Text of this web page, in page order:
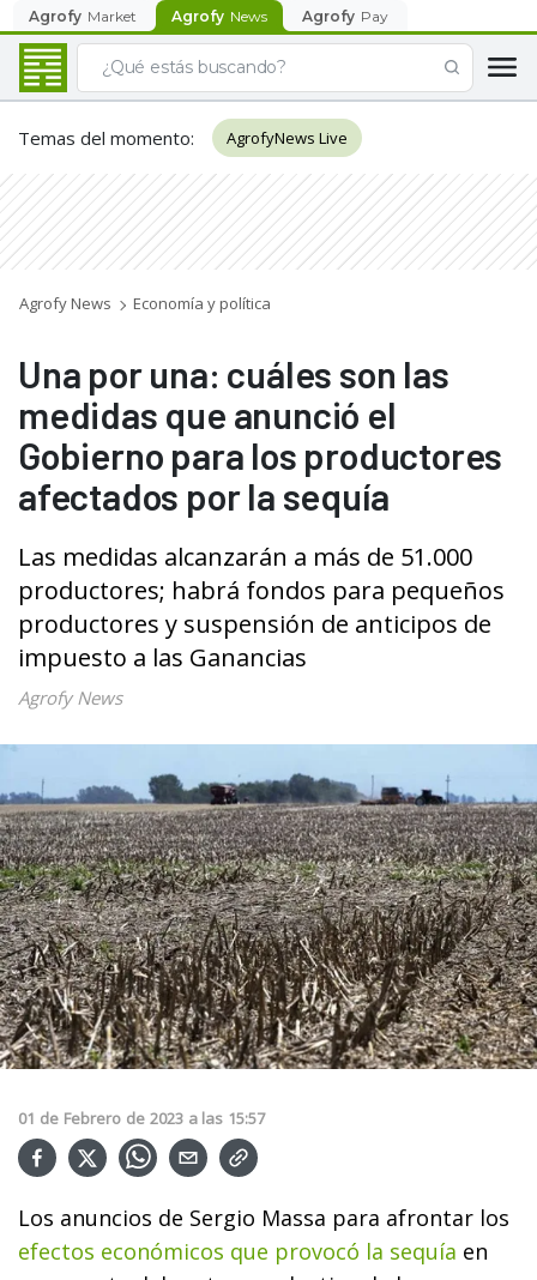
Agrofy Market Agrofy News Agrofy Pay
Temas del momento: AgrofyNews Live
Agrofy News Economía y política
Una por una: cuáles son las
medidas que anunció el
Gobierno para los productores
afectados por la sequía
Las medidas alcanzarán a más de 51.000
productores; habrá fondos para pequeños
productores y suspensión de anticipos de
impuesto a las Ganancias
Agrofy News
01 de Febrero de 2023 a las 15:57
Los anuncios de Sergio Massa para afrontar los
efectos económicos que provocó la sequía en